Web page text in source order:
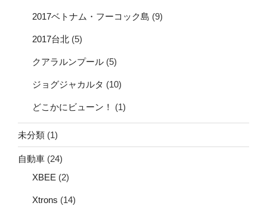
2017ベトナム・フーコック島 (9)
2017台北 (5)
クアラルンプール (5)
ジョグジャカルタ (10)
どこかにビューン！ (1)
未分類 (1)
自動車 (24)
XBEE (2)
Xtrons (14)